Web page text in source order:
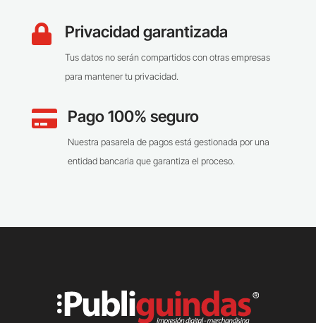
 Privacidad garantizada
Tus datos no serán compartidos con otras empresas
para mantener tu privacidad.
 Pago 100% seguro
Nuestra pasarela de pagos está gestionada por una
entidad bancaria que garantiza el proceso.